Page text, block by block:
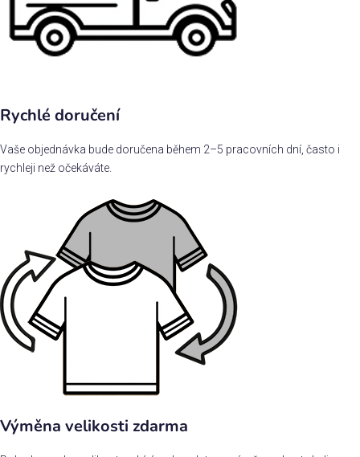
Rychlé doručení
Vaše objednávka bude doručena během 2–5 pracovních dní, často i
rychleji než očekáváte.
Výměna velikosti zdarma